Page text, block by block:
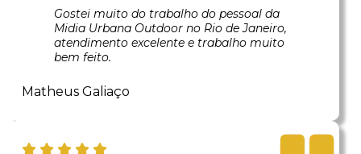
Gostei muito do trabalho do pessoal da
Midia Urbana Outdoor no Rio de Janeiro,
atendimento excelente e trabalho muito
bem feito.
Matheus Galiaço